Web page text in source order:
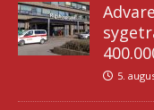
5.